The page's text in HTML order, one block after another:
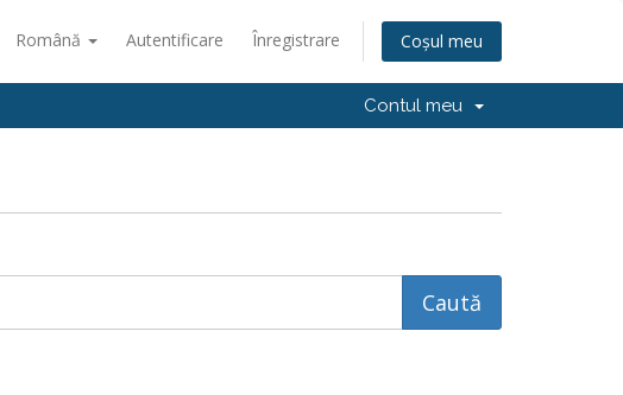
Română Autentificare Înregistrare Coșul meu
Contul meu